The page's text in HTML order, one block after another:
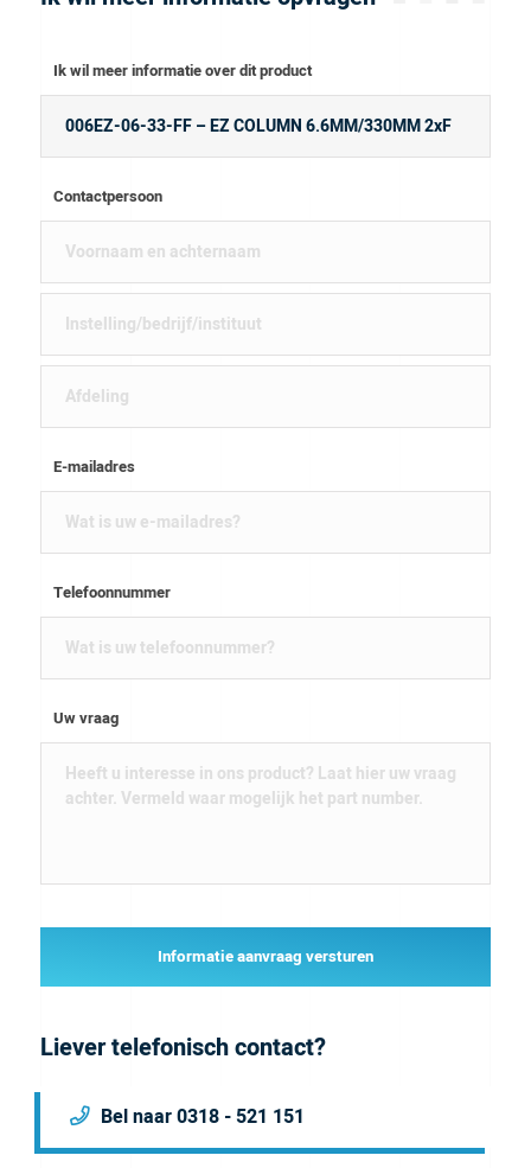
Ik wil meer informatie over dit product
Contactpersoon
E-mailadres
Telefoonnummer
Uw vraag
Informatie aanvraag versturen
Liever telefonisch contact?
Bel naar 0318 - 521 151